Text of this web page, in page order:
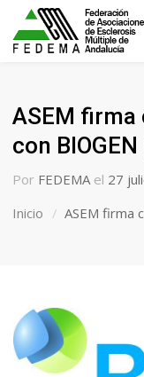
ASEM
con
Por FEDEMA el 27
Inicio
ASEM firma